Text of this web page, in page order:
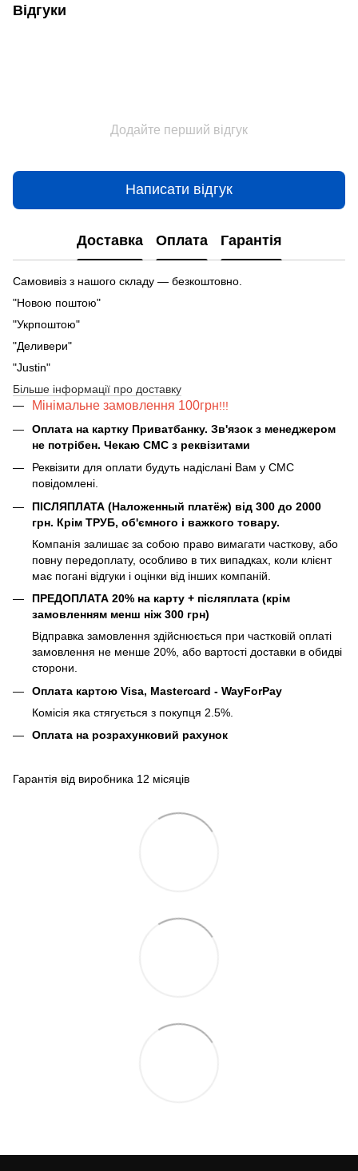
Відгуки
Додайте перший відгук
Написати відгук
Доставка Оплата Гарантія
Самовивіз з нашого складу — безкоштовно.
"Новою поштою"
"Укрпоштою"
"Деливери"
"Justin"
Більше інформації про доставку
Мінімальне замовлення 100грн!!!
Оплата на картку Приватбанку. Зв'язок з менеджером
не потрібен. Чекаю СМС з реквізитами
Реквізити для оплати будуть надіслані Вам у СМС
повідомлені.
ПІСЛЯПЛАТА (Наложенный платёж) від 300 до 2000
грн. Крім ТРУБ, об'ємного і важкого товару.
Компанія залишає за собою право вимагати часткову, або
повну передоплату, особливо в тих випадках, коли клієнт
має погані відгуки і оцінки від інших компаній.
ПРЕДОПЛАТА 20% на карту + післяплата (крім
замовленням менш ніж 300 грн)
Відправка замовлення здійснюється при частковій оплаті
замовлення не менше 20%, або вартості доставки в обидві
сторони.
Оплата картою Visa, Mastercard - WayForPay
Комісія яка стягується з покупця 2.5%.
Оплата на розрахунковий рахунок
Гарантія від виробника 12 місяців